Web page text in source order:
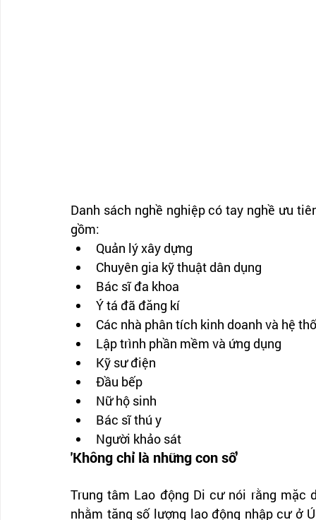
Danh sách nghề nghiệp có tay nghề ưu
gồm:
Quản lý xây dựng
Chuyên gia kỹ thuật dân dụng
Bác sĩ đa khoa
Ý tá đã đăng kí
Các nhà phân tích kinh doanh và hệ
Lập trình phần mềm và ứng dụng
Kỹ sư điện
Đầu bếp
Nữ hộ sinh
Bác sĩ thú y
Người khảo sát
'Không chỉ là những con số'
Trung tâm Lao động Di cư nói rằng mặc
nhằm tăng số lượng lao động nhập cư ở